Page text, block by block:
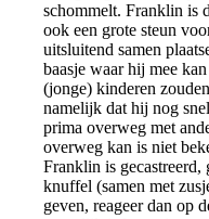
schommelt. Franklin is
ook een grote steun
uitsluitend samen
baasje waar hij mee
(jonge) kinderen
namelijk dat hij nog
prima overweg met
overweg kan is niet
Franklin is gecastreerd,
knuffel (samen met
geven, reageer dan op